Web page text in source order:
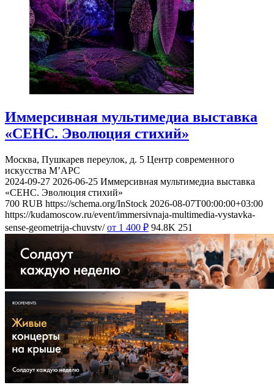
Иммерсивная мультимедиа выставка
«СЕНС. Эволюция стихий»
Москва, Пушкарев переулок, д. 5 Центр современного
искусства М’АРС
2024-09-27 2026-06-25 Иммерсивная мультимедиа выставка
«СЕНС. Эволюция стихий»
700 RUB https://schema.org/InStock 2026-08-07T00:00:00+03:00
https://kudamoscow.ru/event/immersivnaja-multimedia-vystavka-
sense-geometrija-chuvstv/ от 1 400 ₽ 94.8K 251